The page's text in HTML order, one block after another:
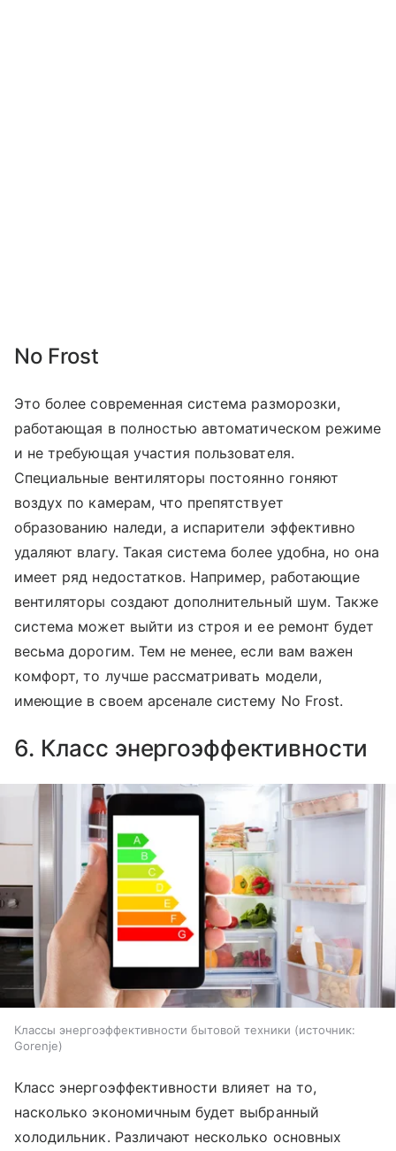
No Frost
Это более современная система разморозки,
работающая в полностью автоматическом режиме
и не требующая участия пользователя.
Специальные вентиляторы постоянно гоняют
воздух по камерам, что препятствует
образованию наледи, а испарители эффективно
удаляют влагу. Такая система более удобна, но она
имеет ряд недостатков. Например, работающие
вентиляторы создают дополнительный шум. Также
система может выйти из строя и ее ремонт будет
весьма дорогим. Тем не менее, если вам важен
комфорт, то лучше рассматривать модели,
имеющие в своем арсенале систему No Frost.
6. Класс энергоэффективности
Классы энергоэффективности бытовой техники
источник:
Gorenje
Класс энергоэффективности влияет на то,
насколько экономичным будет выбранный
холодильник. Различают несколько основных